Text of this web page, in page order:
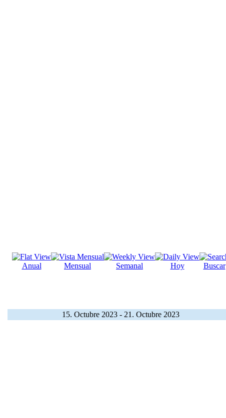
Anual Mensual Semanal Hoy Buscar
15. Octubre 2023 - 21. Octubre 2023